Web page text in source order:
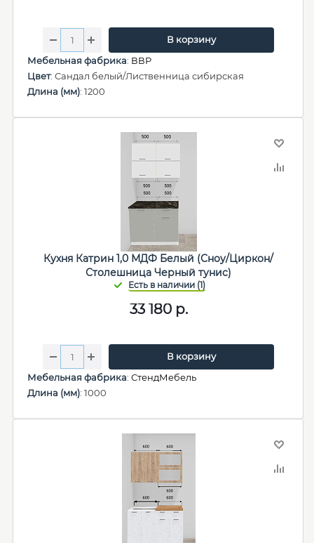
В корзину
Мебельная фабрика: ВВР
Цвет: Сандал белый/Лиственница сибирская
Длина (мм): 1200
Кухня Катрин 1,0 МДФ Белый (Сноу/Циркон/
Столешница Черный тунис)
33 180р.
В корзину
Мебельная фабрика: СтендМебель
Длина (мм): 1000